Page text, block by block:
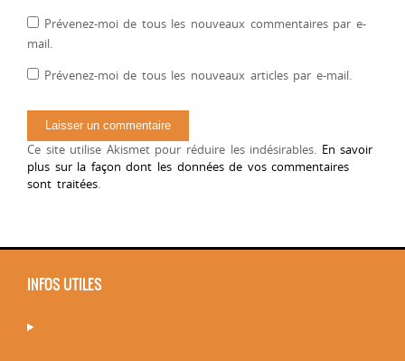
Prévenez-moi de tous les nouveaux commentaires par e-
mail.
Prévenez-moi de tous les nouveaux articles par e-mail.
Ce site utilise Akismet pour réduire les indésirables. En savoir
plus sur la façon dont les données de vos commentaires
sont traitées.
INFOS UTILES